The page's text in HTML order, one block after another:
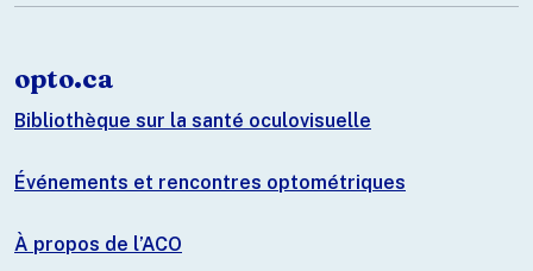
opto.ca
Bibliothèque sur la santé oculovisuelle
Événements et rencontres optométriques
À propos de l’ACO